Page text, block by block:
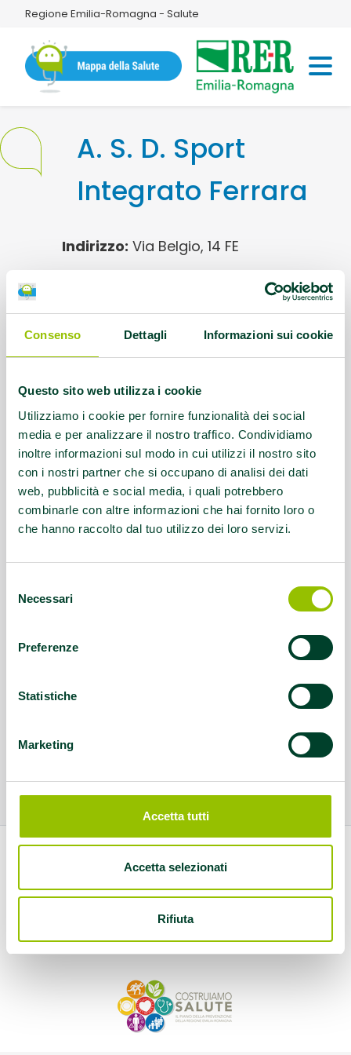
Consenso Dettagli Informazioni sui cookie
Questo sito web utilizza i cookie
Utilizziamo i cookie per fornire funzionalità dei social
media e per analizzare il nostro traffico. Condividiamo
inoltre informazioni sul modo in cui utilizzi il nostro sito
con i nostri partner che si occupano di analisi dei dati
web, pubblicità e social media, i quali potrebbero
combinarle con altre informazioni che hai fornito loro o
che hanno raccolto dal tuo utilizzo dei loro servizi.
delNecessari
Preferenze
Statistiche
Marketing
Accetta tutti
Accetta selezionati
Rifiuta
Regione Emilia-Romagna - Salute
A. S. D. Sport
Integrato Ferrara
Indirizzo: Via Belgio, 14 FE
BASKIN – FLAG
RUGBY – PALLAMANO INTEGRATA – GOLF
Referente:X
Contatti:Tel. 340.3147004
Questo contenuto si trova inDisabilità e sport